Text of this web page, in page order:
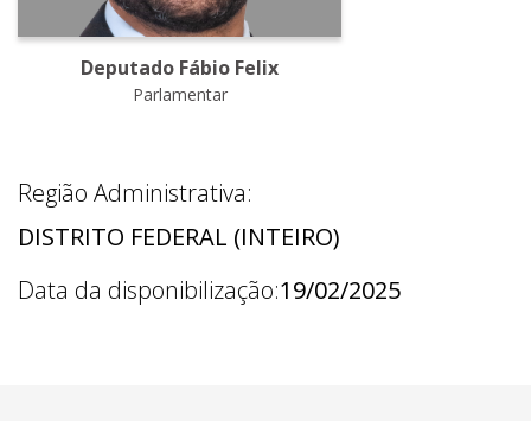
Deputado Fábio Felix
Parlamentar
Região Administrativa:
DISTRITO FEDERAL (INTEIRO)
Data da disponibilização:19/02/2025